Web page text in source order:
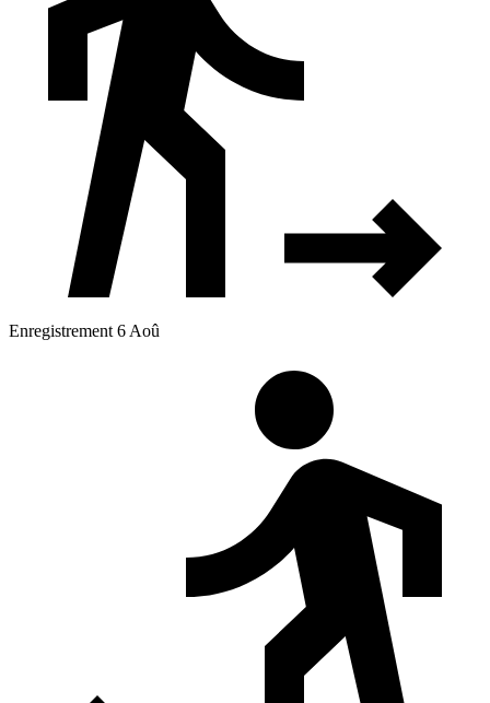
Enregistrement 6 Aoû